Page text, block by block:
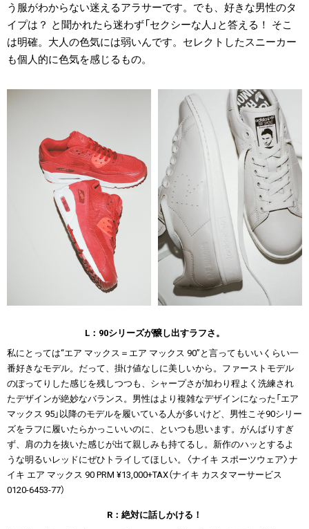
う服がわからない迷えるアラサーです。でも、好きな男性のタ
イプは？ と聞かれたら迷わず「セクシーな人」と答える！ そこ
は明確。大人の色気には弱いんです。セレクトしたスニーカー
も個人的に色気を感じるもの。
L：90シリーズが醸し出すラフさ。
私にとっては“エア マックス＝エア マックス 90”と言ってもいいくらい一
番好きなモデル。だって、掛け値なしに美しいから。ファーストモデル
のぽってりした感じを残しつつも、シャープさが加わり程よく洗練され
たデザインが絶妙なバランス。男性はより複雑なデザインになった「エア
マックス 95」以降のモデルを履いている人が多いけど、男性こそ90シリー
ズをラフに履いたらかっこいいのに、といつも思います。がんばりすぎ
ず、肩の力を抜いた感じが出て親しみも持てるし。新作のハッとするよ
うな明るいレッドにぜひトライしてほしい。〈ナイキ スポーツウェア〉ナ
イキ エア マックス 90 PRM ¥13,000+TAX（ナイキ カスタマーサービス
0120-6453-77）
R：絶対に話しかける！